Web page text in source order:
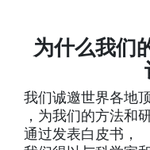
为什么我们
我们诚邀世界各地
，为我们的方法和
通过发表白皮书，